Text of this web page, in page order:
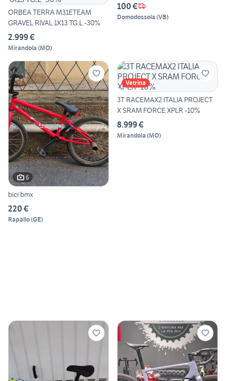
ORBEA TERRA M31ETEAM
GRAVEL RIVAL 1X13 TG.L -30%
2.999 €
Mirandola (MO)
100 €
Domodossola (VB)
6
bici bmx
220 €
Rapallo(GE)
Vetrina
3T RACEMAX2 ITALIA PROJECT
X SRAM FORCE XPLR -10%
8.999 €
Mirandola (MO)